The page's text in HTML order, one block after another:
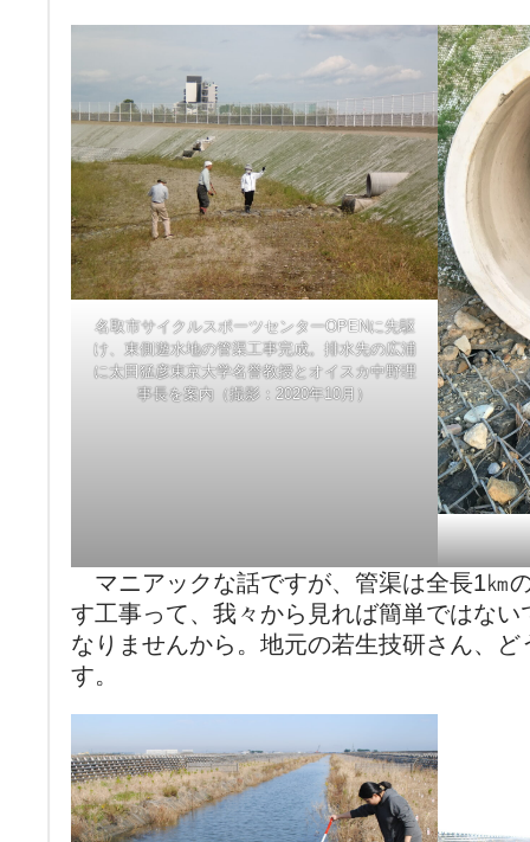
名取市サイクルスポーツセンターOPENに先駆
け、東側遊水地の管渠工事完成。排水先の広浦
に太田猛彦東京大学名誉教授とオイスカ中野理
事長を案内（撮影：2020年10月）
マニアックな話ですが、管渠は全長1㎞
す工事って、我々から見れば簡単ではな
なりませんから。地元の若生技研さん、
す。